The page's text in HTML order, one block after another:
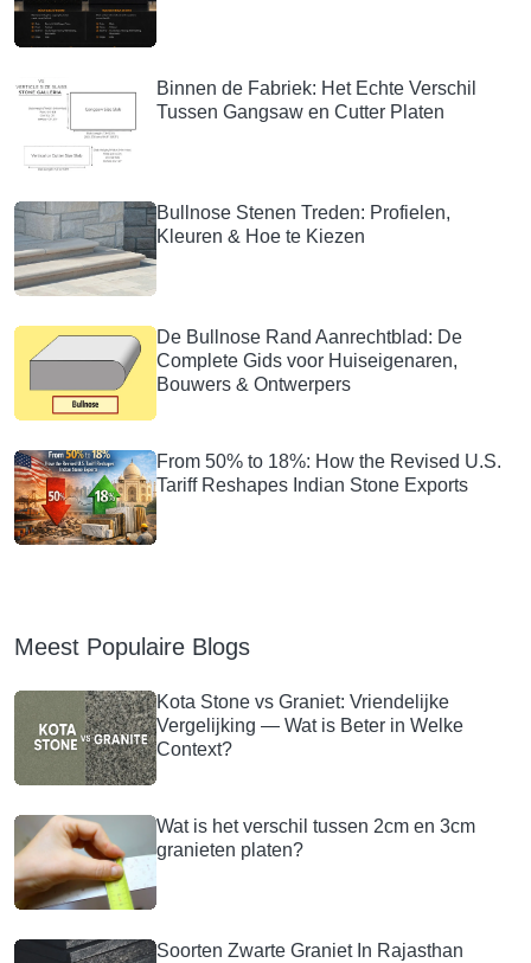
Binnen de Fabriek: Het Echte Verschil
Tussen Gangsaw en Cutter Platen
Bullnose Stenen Treden: Profielen,
Kleuren & Hoe te Kiezen
De Bullnose Rand Aanrechtblad: De
Complete Gids voor Huiseigenaren,
Bouwers & Ontwerpers
From 50% to 18%: How the Revised U.S.
Tariff Reshapes Indian Stone Exports
Meest Populaire Blogs
Kota Stone vs Graniet: Vriendelijke
Vergelijking — Wat is Beter in Welke
Context?
Wat is het verschil tussen 2cm en 3cm
granieten platen?
Soorten Zwarte Graniet In Rajasthan